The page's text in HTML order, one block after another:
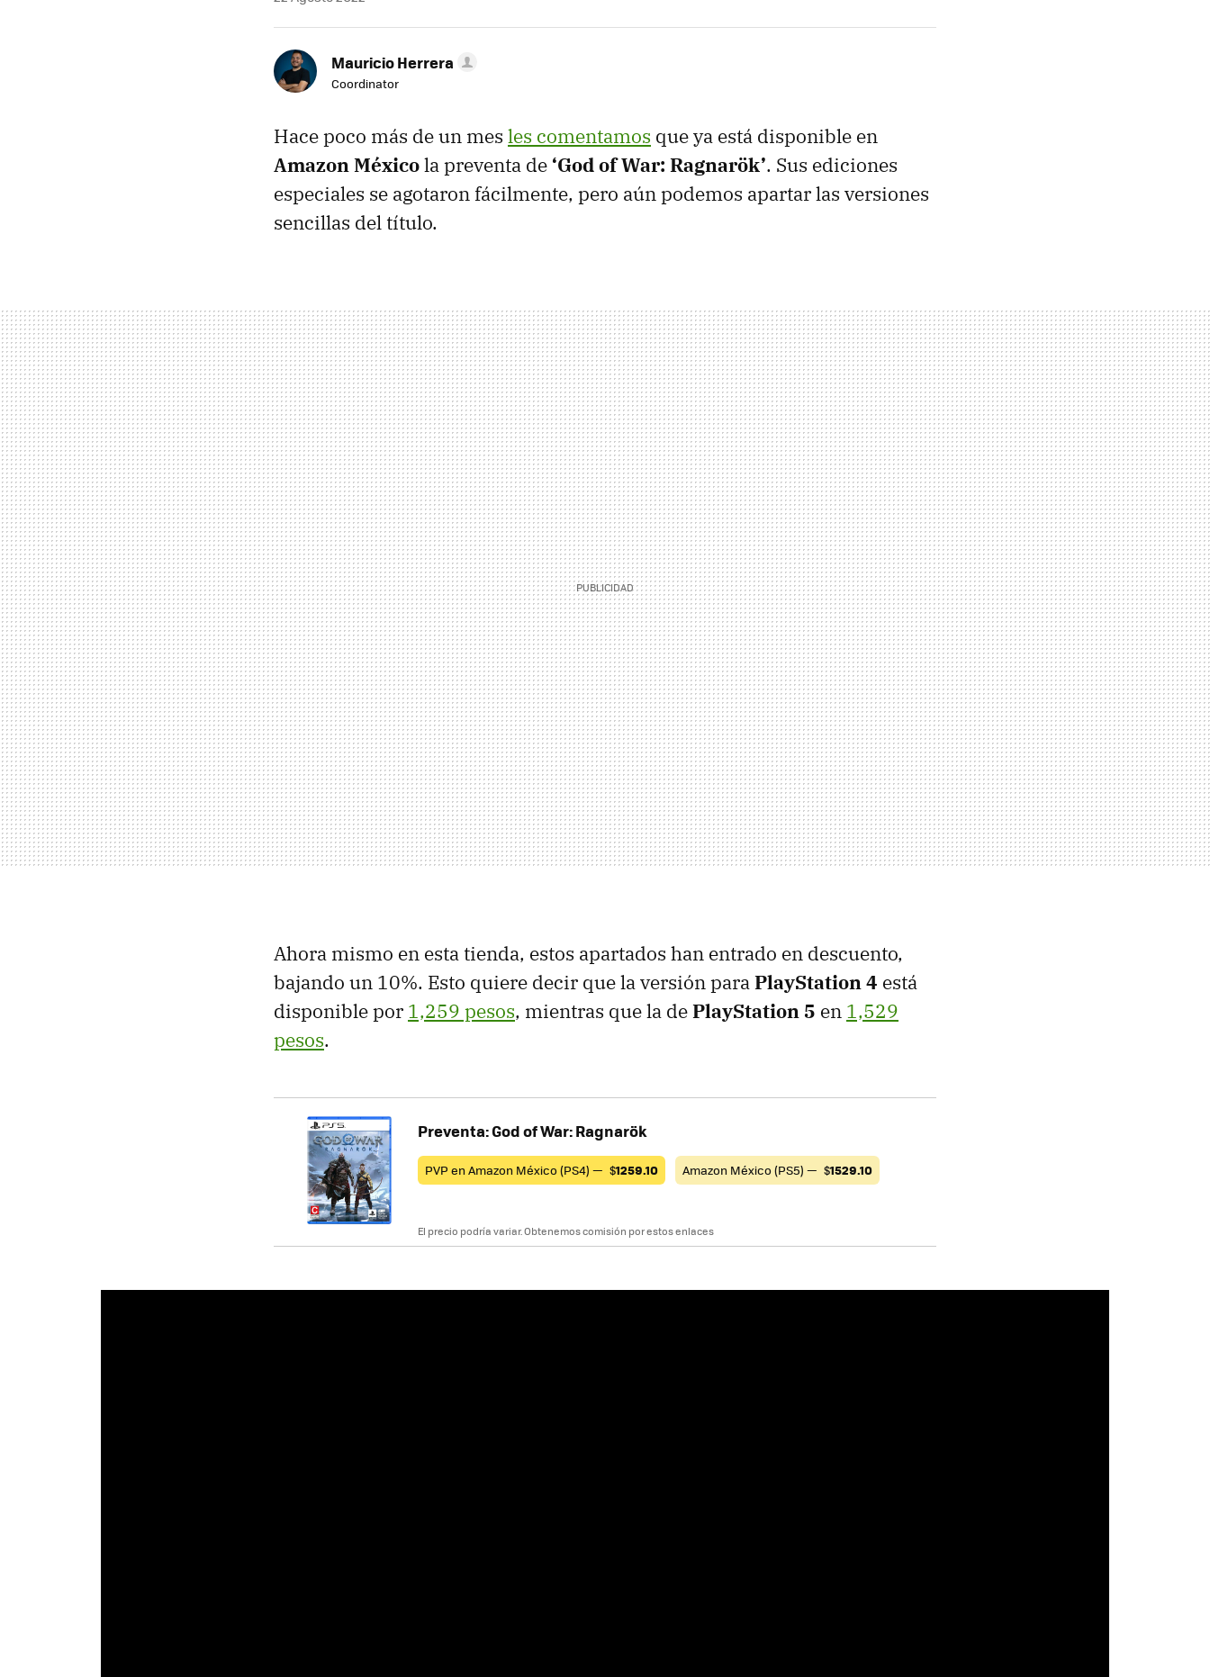
Mauricio Herrera
Coordinator
Hace poco más de un mes les comentamos que ya está disponible en
Amazon Méxicola preventa de ‘God of War: Ragnarök’. Sus ediciones
especiales se agotaron fácilmente, pero aún podemos apartar las versiones
sencillas del título.
Ahora mismo en esta tienda, estos apartados han entrado en descuento,
bajando un 10%. Esto quiere decir que la versión paraPlayStation 4 está
disponible por 1,259 pesos, mientras que la dePlayStation 5 en 1,529
pesos.
Preventa: God of War: Ragnarök
PVP en Amazon México (PS4) — $1259.10 Amazon México (PS5) — $1529.10
El precio podría variar. Obtenemos comisión por estos enlaces